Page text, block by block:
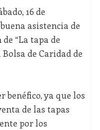
16 de
asistencia de
“La tapa de
de Caridad de
benéfico, ya que los
de las tapas
por los